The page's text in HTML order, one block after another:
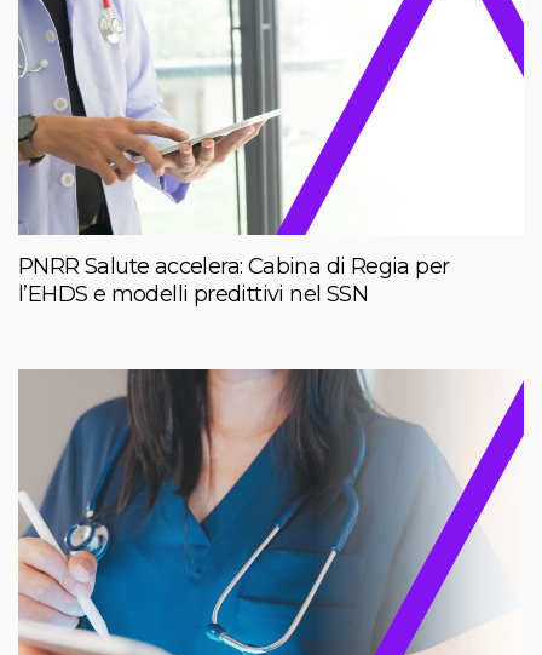
PNRR Salute accelera: Cabina di Regia per
l’EHDS e modelli predittivi nel SSN